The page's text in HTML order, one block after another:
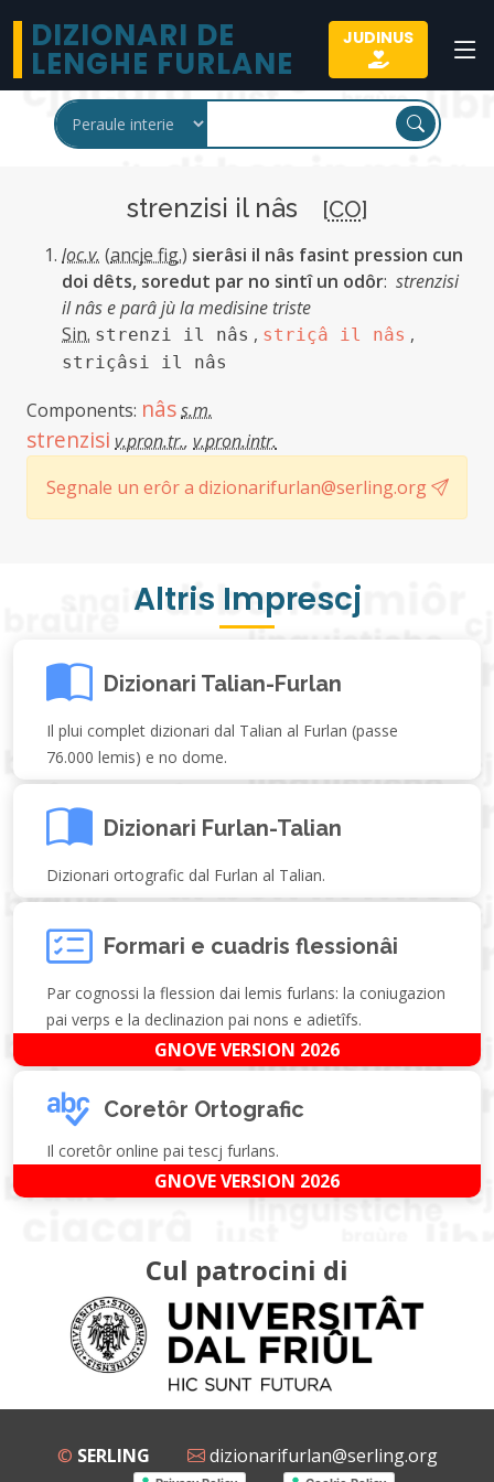
DIZIONARI DE
LENGHE FURLANE
JUDINUS
strenzisi il nâs [CO]
loc.v. (ancje fig.) sierâsi il nâs fasint pression cun
doi dêts, soredut par no sintî un odôr: strenzisi
il nâs e parâ jù la medisine triste
Sin. strenzi il nâs , striçâ il nâs ,
striçâsi il nâs
Components: nâss.m.
strenzisi v.pron.tr., v.pron.intr.
Segnale un erôr a dizionarifurlan@serling.org
Altris Imprescj
Dizionari Talian-Furlan
Il plui complet dizionari dal Talian al Furlan (passe
76.000 lemis) e no dome.
Dizionari Furlan-Talian
Dizionari ortografic dal Furlan al Talian.
Formari e cuadris flessionâi
Par cognossi la flession dai lemis furlans: la coniugazion
pai verps e la declinazion pai nons e adietîfs.
GNOVE VERSION 2026
Coretôr Ortografic
Il coretôr online pai tescj furlans.
GNOVE VERSION 2026
Cul patrocini di
© SERLING dizionarifurlan@serling.org